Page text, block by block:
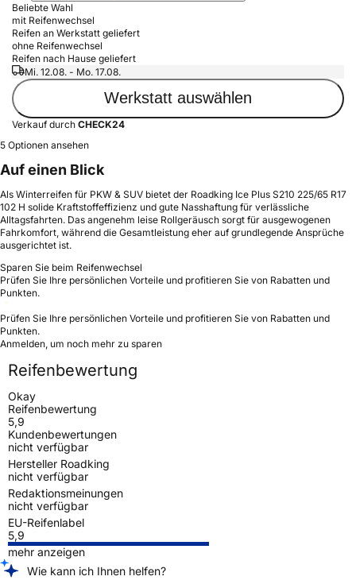
Beliebte Wahl
mit Reifenwechsel
Reifen an Werkstatt geliefert
ohne Reifenwechsel
Reifen nach Hause geliefert
Mi. 12.08. - Mo. 17.08.
Werkstatt auswählen
Verkauf durch CHECK24
5 Optionen ansehen
Auf einen Blick
Als Winterreifen für PKW & SUV bietet der Roadking Ice Plus S210 225/65 R17
102 H solide Kraftstoffeffizienz und gute Nasshaftung für verlässliche
Alltagsfahrten. Das angenehm leise Rollgeräusch sorgt für ausgewogenen
Fahrkomfort, während die Gesamtleistung eher auf grundlegende Ansprüche
ausgerichtet ist.
Sparen Sie beim Reifenwechsel
Prüfen Sie Ihre persönlichen Vorteile und profitieren Sie von Rabatten und
Punkten.
Prüfen Sie Ihre persönlichen Vorteile und profitieren Sie von Rabatten und
Punkten.
Anmelden, um noch mehr zu sparen
Reifenbewertung
Okay
Reifenbewertung
5,9
Kundenbewertungen
nicht verfügbar
Hersteller Roadking
nicht verfügbar
Redaktionsmeinungen
nicht verfügbar
EU-Reifenlabel
5,9
mehr anzeigen
Wie kann ich Ihnen helfen?